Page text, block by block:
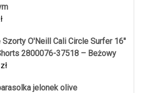
Szorty O'Neill Cali Circle Surfer 16''
2800076-37518 – Beżowy
zł
jelonek olive